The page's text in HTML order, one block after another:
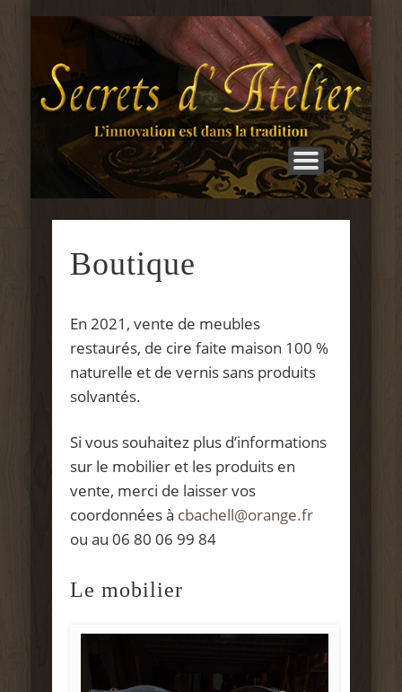
Boutique
En 2021, vente de meubles
restaurés, de cire faite maison 100 %
naturelle et de vernis sans produits
solvantés.
Si vous souhaitez plus d’informations
sur le mobilier et les produits en
vente, merci de laisser vos
coordonnées à cbachell@orange.fr
ou au 06 80 06 99 84
Le mobilier